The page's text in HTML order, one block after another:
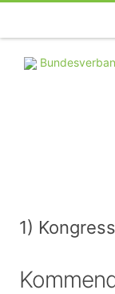
TelefonFacebookTwitter
1) Kongress